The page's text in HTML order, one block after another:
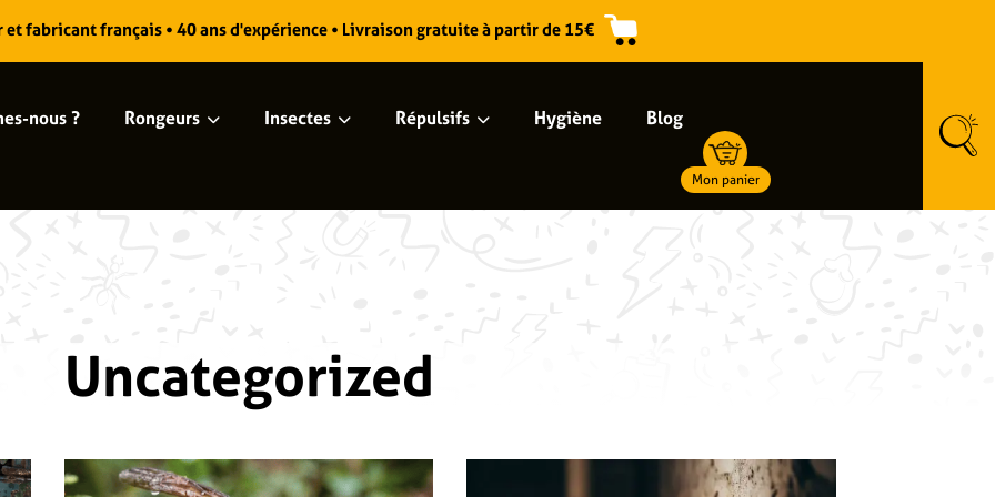
nous ? Rongeurs Insectes Répulsifs Hygiène Blog
Mon panier
Uncategorized
fabricant français • 40 ans d'expérience • Livraison gratuite à partir de 15€